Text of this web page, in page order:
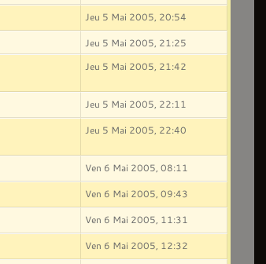
Jeu 5 Mai 2005, 20:54
Jeu 5 Mai 2005, 21:25
Jeu 5 Mai 2005, 21:42
Jeu 5 Mai 2005, 22:11
Jeu 5 Mai 2005, 22:40
Ven 6 Mai 2005, 08:11
Ven 6 Mai 2005, 09:43
Ven 6 Mai 2005, 11:31
Ven 6 Mai 2005, 12:32